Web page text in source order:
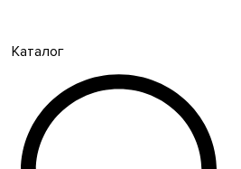
Каталог